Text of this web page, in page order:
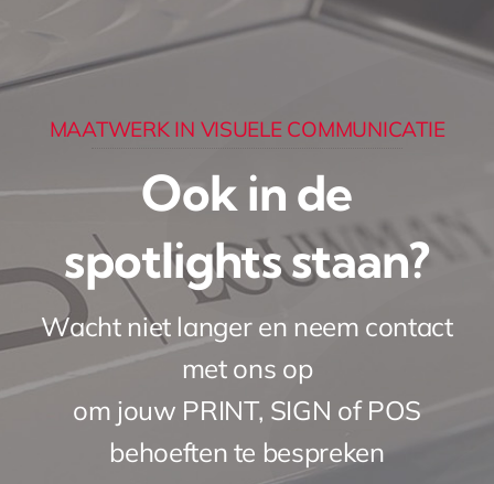
MAATWERK IN VISUELE COMMUNICATIE
Ook in de
spotlights staan?
Wacht niet langer en neem contact
met ons op
om jouw PRINT, SIGN of POS
behoeften te bespreken